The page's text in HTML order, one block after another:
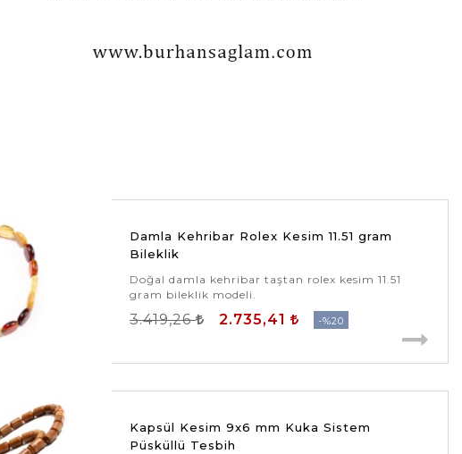
Damla Kehribar Rolex Kesim 11.51 gram
Bileklik
Doğal damla kehribar taştan rolex kesim 11.51
gram bileklik modeli.
3.419,26 2.735,41 %20
Kapsül Kesim 9x6 mm Kuka Sistem
Püsküllü Tesbih